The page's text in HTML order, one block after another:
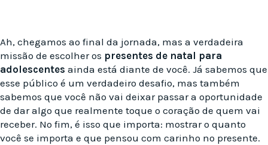
Ah, chegamos ao final da jornada, mas a verdadeira
missão de escolher os presentes de natal para
adolescentes ainda está diante de você. Já sabemos que
esse público é um verdadeiro desafio, mas também
sabemos que você não vai deixar passar a oportunidade
de dar algo que realmente toque o coração de quem vai
receber. No fim, é isso que importa: mostrar o quanto
você se importa e que pensou com carinho no presente.